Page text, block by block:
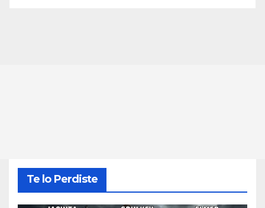
Te lo Perdiste